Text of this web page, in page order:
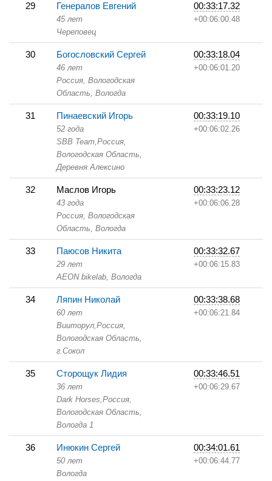
29 Генералов Евгений
45 лет
Череповец
00:33:17.32
+00:06:00.48
30 Богословский Сергей
46 лет
Россия, Вологодская
Область, Вологда
00:33:18.04
+00:06:01.20
31 Пинаевский Игорь
52 года
SBB Team,Россия,
Вологодская Область,
Деревня Алексино
00:33:19.10
+00:06:02.26
32 Маслов Игорь
43 года
Россия, Вологодская
Область, Вологда
00:33:23.12
+00:06:06.28
33 Паюсов Никита
29 лет
AEON bikelab, Вологда
00:33:32.67
+00:06:15.83
34 Ляпин Николай
60 лет
Вииторул,Россия,
Вологодская Область,
г.Сокол
00:33:38.68
+00:06:21.84
35 Сторощук Лидия
36 лет
Dark Horses,Россия,
Вологодская Область,
Вологда 1
00:33:46.51
+00:06:29.67
36 Инюкин Сергей
50 лет
Вологда
00:34:01.61
+00:06:44.77